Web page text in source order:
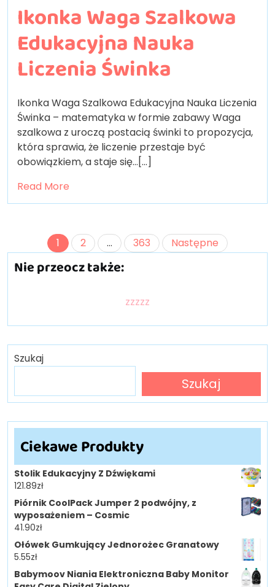
Ikonka Waga Szalkowa
Edukacyjna Nauka
Liczenia Świnka
Ikonka Waga Szalkowa Edukacyjna Nauka Liczenia
Świnka – matematyka w formie zabawy Waga
szalkowa z uroczą postacią świnki to propozycja,
która sprawia, że liczenie przestaje być
obowiązkiem, a staje się…[...]
Read More
Stronicowanie
wpisów
1 2 … 363 Następne
Nie przeocz także:
zzzzz
Szukaj
Szukaj
Ciekawe Produkty
Stolik Edukacyjny Z Dźwiękami
121.89zł
Piórnik CoolPack Jumper 2 podwójny, z
wyposażeniem – Cosmic
41.90zł
Ołówek Gumkujący Jednorożec Granatowy
5.55zł
Babymoov Niania Elektroniczna Baby Monitor